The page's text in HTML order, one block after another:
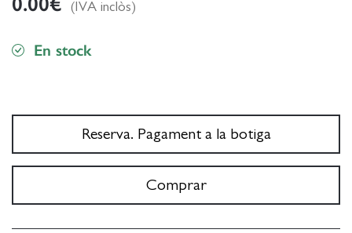
(IVA inclòs)
En stock
Reserva. Pagament a la botiga
Comprar